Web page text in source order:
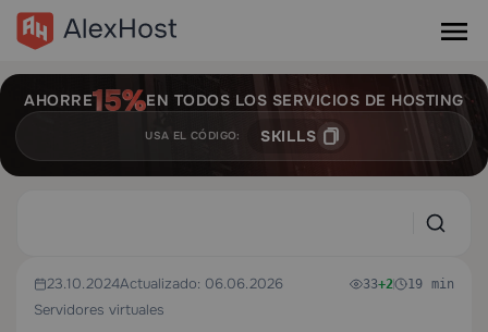
AHORRE EN TODOS LOS SERVICIOS DE HOSTING
USA EL CÓDIGO: SKILLS
23.10.2024Actualizado: 06.06.2026
Servidores virtuales
33+2 19 min